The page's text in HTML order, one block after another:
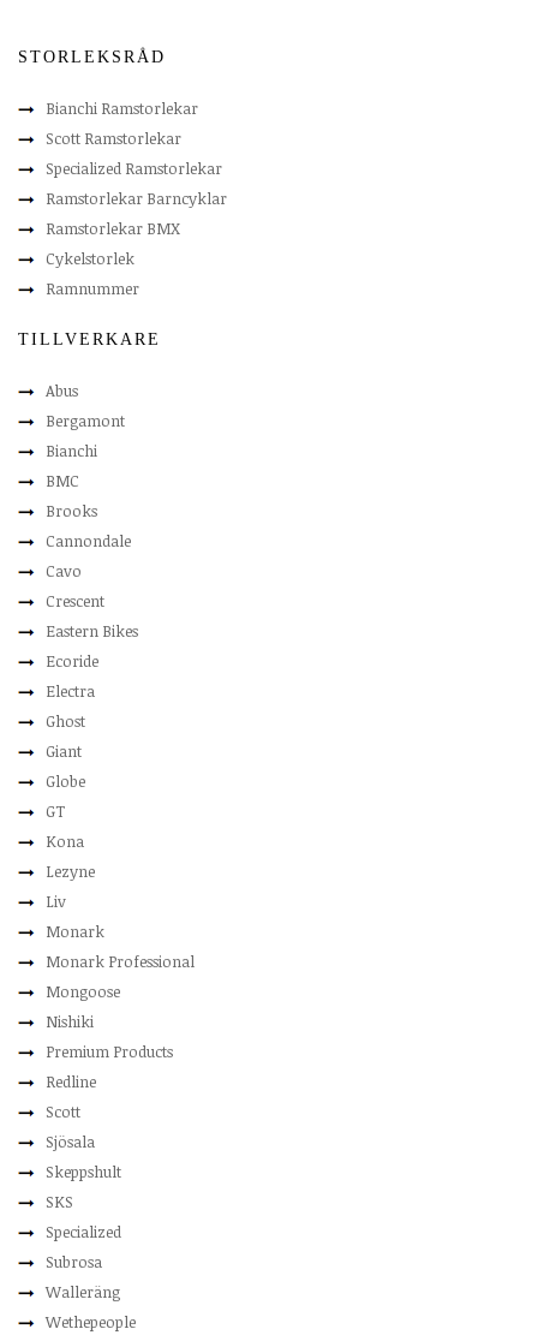
STORLEKSRÅD
Bianchi Ramstorlekar
Scott Ramstorlekar
Specialized Ramstorlekar
Ramstorlekar Barncyklar
Ramstorlekar BMX
Cykelstorlek
Ramnummer
TILLVERKARE
Abus
Bergamont
Bianchi
BMC
Brooks
Cannondale
Cavo
Crescent
Eastern Bikes
Ecoride
Electra
Ghost
Giant
Globe
GT
Kona
Lezyne
Liv
Monark
Monark Professional
Mongoose
Nishiki
Premium Products
Redline
Scott
Sjösala
Skeppshult
SKS
Specialized
Subrosa
Walleräng
Wethepeople